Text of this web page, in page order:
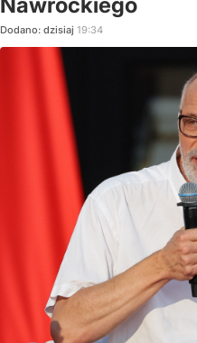
Dodano: dzisiaj 19:34